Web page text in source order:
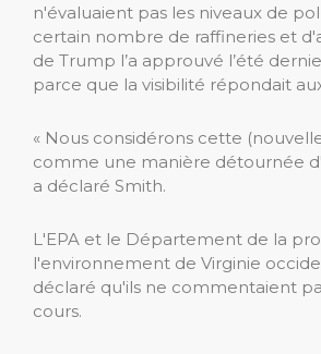
n'évaluaient pas les niveaux de
certain nombre de raffineries et
de Trump l’a approuvé l’été
parce que la visibilité répondait
« Nous considérons cette
comme une manière détournée
a déclaré Smith.
L'EPA et le Département de la
l'environnement de Virginie
déclaré qu'ils ne commentaient
cours.